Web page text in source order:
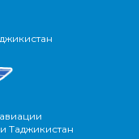
Таджикистан